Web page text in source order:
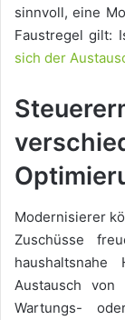
sinnvoll, eine
Faustregel gilt:
sich der
Modernisierer
Zuschüsse
Austausch von
Wartungs-